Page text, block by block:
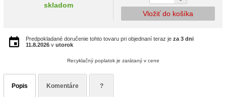
skladom
Vložiť do košíka
Predpokladané doručenie tohto tovaru pri objednaní teraz je za 3 dni
11.8.2026 v utorok
Recyklačný poplatok je zarátaný v cene
Popis Komentáre ?